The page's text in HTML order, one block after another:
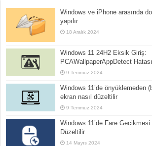
Windows ve iPhone arasında
yapılır
18 Aralık 2024
Windows 11 24H2 Eksik Giriş:
PCAWallpaperAppDetect
9 Temmuz 2024
Windows 11’de önyüklemeden
ekran nasıl düzeltilir
9 Temmuz 2024
Windows 11’de Fare Gecikmesi
Düzeltilir
14 Mayıs 2024